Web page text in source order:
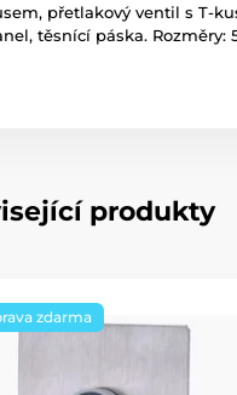
přetlakový ventil s T-
těsnící páska. Rozměry:
produkty
zdarma